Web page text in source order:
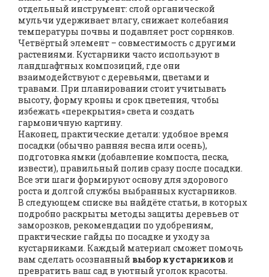
отдельный инструмент: слой органической
мульчи удерживает влагу, снижает колебания
температуры почвы и подавляет рост сорняков.
Четвёртый элемент – совместимость с другими
растениями. Кустарники часто используют в
ландшафтных композиций, где они
взаимодействуют с деревьями, цветами и
травами. При планировании стоит учитывать
высоту, форму кроны и срок цветения, чтобы
избежать «перекрытия» света и создать
гармоничную картину.
Наконец, практические детали: удобное время
посадки (обычно ранняя весна или осень),
подготовка ямки (добавление компоста, песка,
извести), правильный полив сразу после посадки.
Все эти шаги формируют основу для здорового
роста и долгой службы выбранных кустарников.
В следующем списке вы найдёте статьи, в которых
подробно раскрыты методы защиты деревьев от
заморозков, рекомендации по удобрениям,
практические гайды по посадке и уходу за
кустарниками. Каждый материал сможет помочь
вам сделать осознанный выбор кустарников и
превратить ваш сад в уютный уголок красоты.